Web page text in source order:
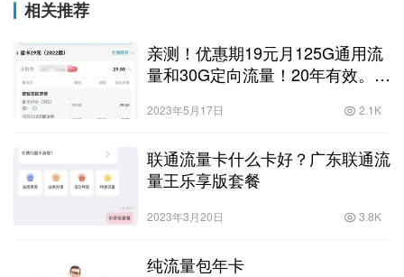
相关推荐
亲测！优惠期19元月125G通用流
量和30G定向流量！20年有效。？
2023年5月17日 2.1K
联通流量卡什么卡好？广东联通流
量王乐享版套餐
2023年3月20日 3.8K
纯流量包年卡